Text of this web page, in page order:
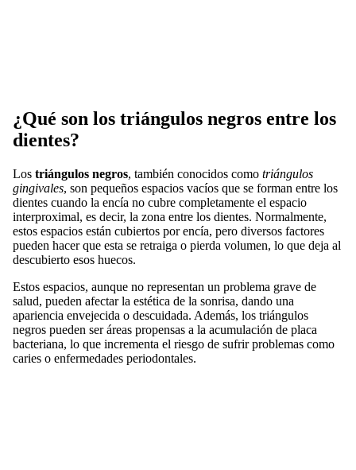
¿Qué son los triángulos negros entre los
dientes?
Los triángulos negros, también conocidos como triángulos
gingivales, son pequeños espacios vacíos que se forman entre los
dientes cuando la encía no cubre completamente el espacio
interproximal, es decir, la zona entre los dientes. Normalmente,
estos espacios están cubiertos por encía, pero diversos factores
pueden hacer que esta se retraiga o pierda volumen, lo que deja al
descubierto esos huecos.
Estos espacios, aunque no representan un problema grave de
salud, pueden afectar la estética de la sonrisa, dando una
apariencia envejecida o descuidada. Además, los triángulos
negros pueden ser áreas propensas a la acumulación de placa
bacteriana, lo que incrementa el riesgo de sufrir problemas como
caries o enfermedades periodontales.